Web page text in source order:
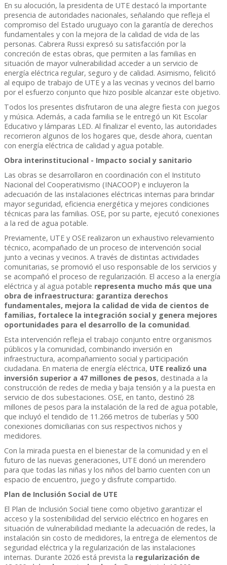
En su alocución, la presidenta de UTE destacó la importante
presencia de autoridades nacionales, señalando que refleja el
compromiso del Estado uruguayo con la garantía de derechos
fundamentales y con la mejora de la calidad de vida de las
personas. Cabrera Russi expresó su satisfacción por la
concreción de estas obras, que permiten a las familias en
situación de mayor vulnerabilidad acceder a un servicio de
energía eléctrica regular, seguro y de calidad. Asimismo, felicitó
al equipo de trabajo de UTE y a las vecinas y vecinos del barrio
por el esfuerzo conjunto que hizo posible alcanzar este objetivo.
Todos los presentes disfrutaron de una alegre fiesta con juegos
y música. Además, a cada familia se le entregó un Kit Escolar
Educativo y lámparas LED. Al finalizar el evento, las autoridades
recorrieron algunos de los hogares que, desde ahora, cuentan
con energía eléctrica de calidad y agua potable.
Obra interinstitucional - Impacto social y sanitario
Las obras se desarrollaron en coordinación con el Instituto
Nacional del Cooperativismo (INACOOP) e incluyeron la
adecuación de las instalaciones eléctricas internas para brindar
mayor seguridad, eficiencia energética y mejores condiciones
técnicas para las familias. OSE, por su parte, ejecutó conexiones
a la red de agua potable.
Previamente, UTE y OSE realizaron un exhaustivo relevamiento
técnico, acompañado de un proceso de intervención social
junto a vecinas y vecinos. A través de distintas actividades
comunitarias, se promovió el uso responsable de los servicios y
se acompañó el proceso de regularización. El acceso a la energía
eléctrica y al agua potable representa mucho más que una
obra de infraestructura: garantiza derechos
fundamentales, mejora la calidad de vida de cientos de
familias, fortalece la integración social y genera mejores
oportunidades para el desarrollo de la comunidad.
Esta intervención refleja el trabajo conjunto entre organismos
públicos y la comunidad, combinando inversión en
infraestructura, acompañamiento social y participación
ciudadana. En materia de energía eléctrica, UTE realizó una
inversión superior a 47 millones de pesos, destinada a la
construcción de redes de media y baja tensión y a la puesta en
servicio de dos subestaciones. OSE, en tanto, destinó 28
millones de pesos para la instalación de la red de agua potable,
que incluyó el tendido de 11.266 metros de tuberías y 500
conexiones domiciliarias con sus respectivos nichos y
medidores.
Con la mirada puesta en el bienestar de la comunidad y en el
futuro de las nuevas generaciones, UTE donó un merendero
para que todas las niñas y los niños del barrio cuenten con un
espacio de encuentro, juego y disfrute compartido.
Plan de Inclusión Social de UTE
El Plan de Inclusión Social tiene como objetivo garantizar el
acceso y la sostenibilidad del servicio eléctrico en hogares en
situación de vulnerabilidad mediante la adecuación de redes, la
instalación sin costo de medidores, la entrega de elementos de
seguridad eléctrica y la regularización de las instalaciones
internas. Durante 2026 está prevista la regularización de